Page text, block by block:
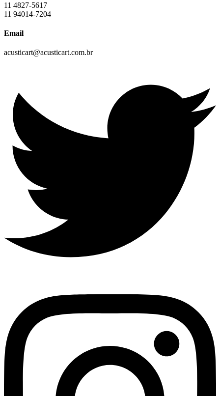
11 4827-5617
11 94014-7204
Email
acusticart@acusticart.com.br